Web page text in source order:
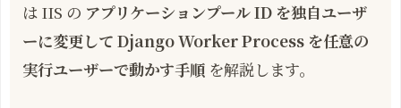
は IIS の アプリケーションプール ID を独自ユーザ
ーに変更して Django Worker Process を任意の
実行ユーザーで動かす手順 を解説します。